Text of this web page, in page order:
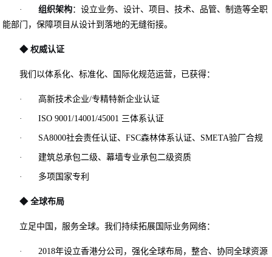
·组织架构：设立业务、设计、项目、技术、品管、制造等全职
能部门，保障项目从设计到落地的无缝衔接。
◆权威认证
我们以体系化、标准化、国际化规范运营，已获得：
· 高新技术企业/专精特新企业认证
·ISO 9001/14001/45001 三体系认证
· SA8000社会责任认证、FSC森林体系认证、 SMETA验厂合规
· 建筑总承包二级、幕墙专业承包二级资质
· 多项国家专利
◆全球布局
立足中国，服务全球。我们持续拓展国际业务网络：
·2018年设立香港分公司，强化全球布局，整合、协同全球资源